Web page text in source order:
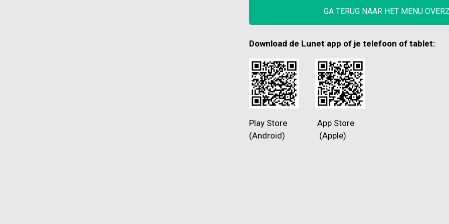
GA TERUG NAAR HET MENU
Download de Lunet app of je telefoon of tablet:
Play Store App Store
(Android) (Apple)